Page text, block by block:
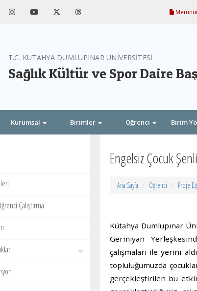
T.C. KÜTAHYA DUMLUPINAR ÜNİVERSİTESİ
Sağlık Kültür ve Spor Daire
Kurumsal Birimler Öğrenci Birim
Çalıştırma
Engelsiz Çocuk
Ana Sayfa Öğrenci Proje
Kütahya Dumlupınar
Germiyan
çalışmaları ile yerini
topluluğumuzda
gerçekleştirilen bu